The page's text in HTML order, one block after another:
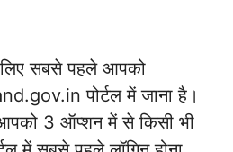
सबसे पहले आपको
पोर्टल में जाना है।
3 ऑप्शन में से किसी भी